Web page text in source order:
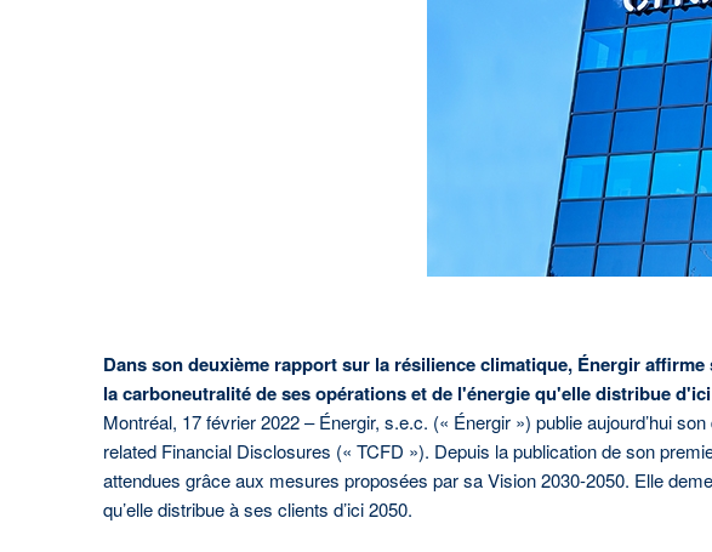
Dans son deuxième rapport sur la résilience climatique, Énergir
la carboneutralité de ses opérations et de l'énergie qu'elle distribue d'ici
Montréal, 17 février 2022 – Énergir, s.e.c. (« Énergir ») publie aujourd’hui
related Financial Disclosures (« TCFD »). Depuis la publication de son
attendues grâce aux mesures proposées par sa Vision 2030-2050. Elle
qu’elle distribue à ses clients d’ici 2050.